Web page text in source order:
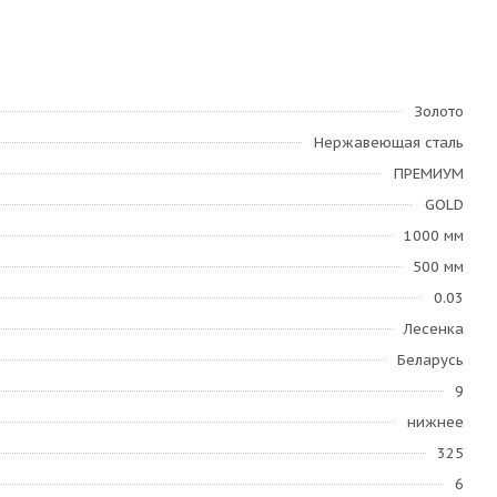
Золото
Нержавеющая сталь
ПРЕМИУМ
GOLD
1000 мм
500 мм
0.03
Лесенка
Беларусь
9
нижнее
325
6